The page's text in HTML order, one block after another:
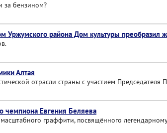
за бензином?
Уржумского района Дом культуры преобразил
Алтая
отрасли страны с участием
чемпиона Евгения Беляева
граффити, посвящённого